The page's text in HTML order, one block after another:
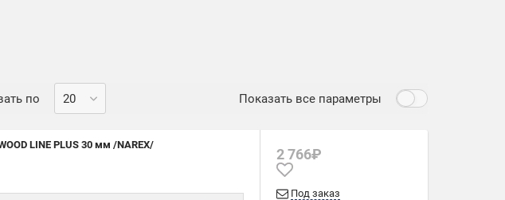
по Показать все параметры
LINE PLUS 30 мм /NAREX/
2 766₽
Под заказ